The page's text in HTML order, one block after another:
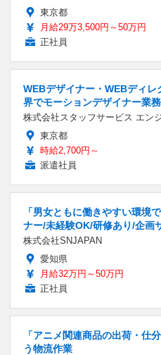
東京都
月給29万3,500円～50万円
正社員
WEBデザイナー・WEBディ
界でモーションデザイナー業務
株式会社スタッフサービス エン
東京都
時給2,700円～
派遣社員
「男女ともに働きやすい環境
ナー/未経験OK/研修あり/企画
株式会社SNJAPAN
愛知県
月給32万円～50万円
正社員
「アニメ関連商品の出荷・仕
う物流作業